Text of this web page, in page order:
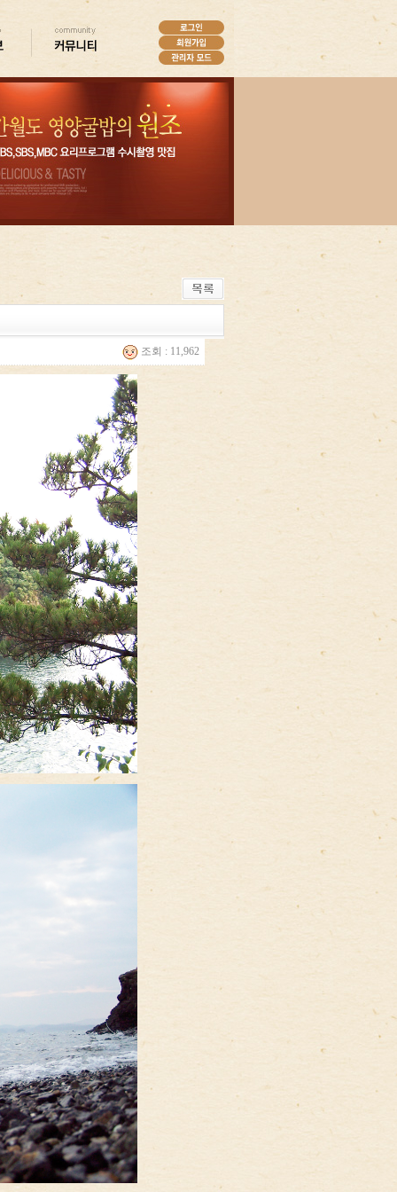
조회 : 11,962